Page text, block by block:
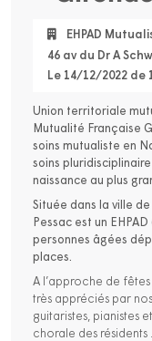
EHPAD
46 av du Dr A
Le 14/12/2022 de
Union territoriale
Mutualité Française
soins mutualiste en
soins
naissance au plus
Située dans la ville
Pessac est un
personnes âgées
places.
A l’approche de
très appréciés par
guitaristes, pianistes
chorale des résidents